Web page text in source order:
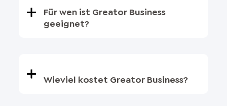
Für wen ist Greator Business
geeignet?
Wieviel kostet Greator Business?